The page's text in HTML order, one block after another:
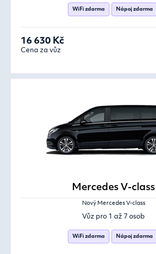
WiFi zdarma Nápoj zdarma
16 630 Kč
Cena za vůz
Mercedes V-class
Nový Mercedes V-class
Vůz pro 1 až 7 osob
WiFi zdarma Nápoj zdarma